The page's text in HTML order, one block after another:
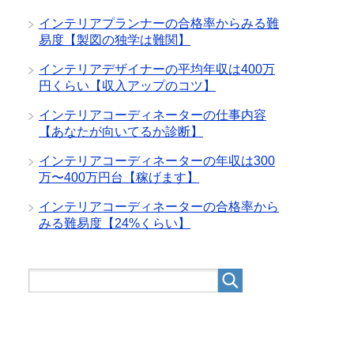
インテリアプランナーの合格率からみる難
易度【製図の独学は難関】
インテリアデザイナーの平均年収は400万
円くらい【収入アップのコツ】
インテリアコーディネーターの仕事内容
【あなたが向いてるか診断】
インテリアコーディネーターの年収は300
万〜400万円台【稼げます】
インテリアコーディネーターの合格率から
みる難易度【24%くらい】